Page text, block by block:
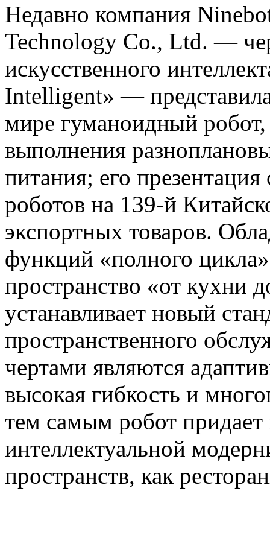
Недавно компания
Technology Co., Ltd. —
искусственного
Intelligent» —
мире гуманоидный
выполнения
питания; его
роботов на 139-й
экспортных товаров.
функций «полного
пространство «от кухни
устанавливает новый
пространственного
чертами являются
высокая гибкость и
тем самым робот
интеллектуальной
пространств, как